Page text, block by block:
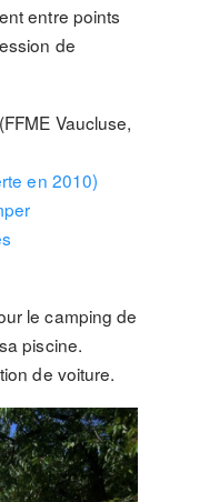
entre points
de
Vaucluse,
en 2010)
le camping de
piscine.
de voiture.